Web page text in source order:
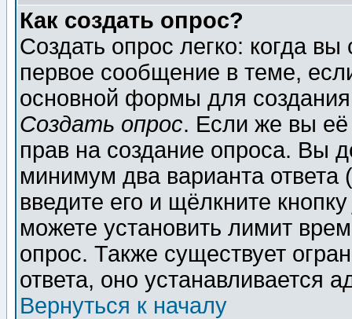
Как создать опрос?
Создать опрос легко: когда
первое сообщение в теме,
основной формы для
Создать опрос. Если же вы её
прав на создание опроса. Вы
минимум два варианта ответа
введите его и щёлкните
можете установить лимит
опрос. Также существует
ответа, оно устанавливается
Вернуться к началу